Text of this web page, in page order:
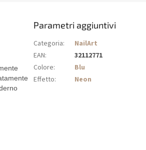
Parametri aggiuntivi
Categoria:
NailArt
EAN:
32112771
Colore:
Blu
Effetto: Neon